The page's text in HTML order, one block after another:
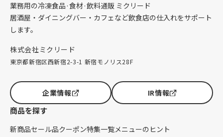
業務用の冷凍食品·食材·飲料通販 ミクリード
居酒屋・ダイニングバー・カフェなど飲食店の仕入れをサポート
します。
株式会社ミクリード
東京都新宿区西新宿2-3-1 新宿モノリス28F
企業情報 IR情報
商品を探す
新商品セール品クーポン特集一覧メニューのヒント